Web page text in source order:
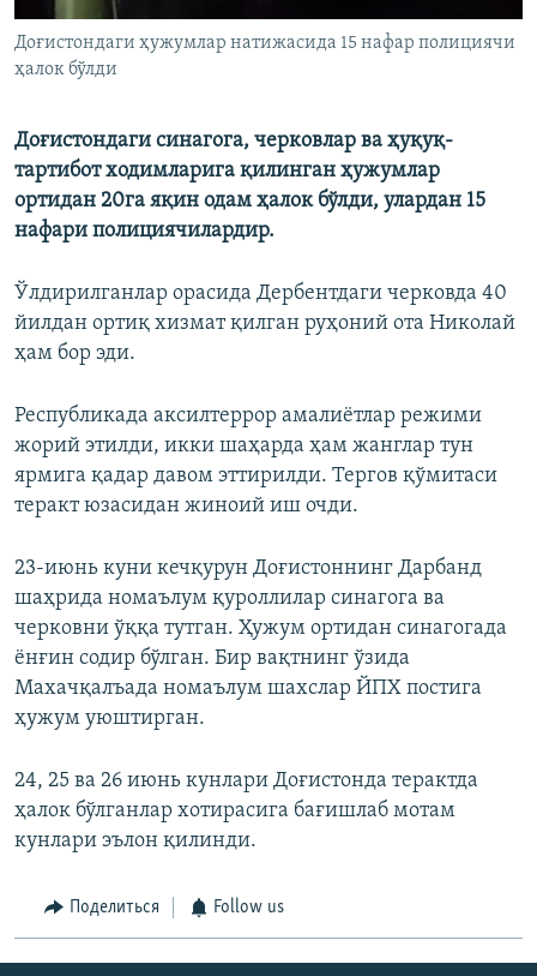
Доғистондаги ҳужумлар натижасида 15 нафар полициячи
ҳалок бўлди
Доғистондаги синагога, черковлар ва ҳуқуқ-
тартибот ходимларига қилинган ҳужумлар
ортидан 20га яқин одам ҳалок бўлди, улардан 15
нафари полициячилардир.
Ўлдирилганлар орасида Дербентдаги черковда 40
йилдан ортиқ хизмат қилган руҳоний ота Николай
ҳам бор эди.
Республикада аксилтеррор амалиётлар режими
жорий этилди, икки шаҳарда ҳам жанглар тун
ярмига қадар давом эттирилди. Тергов қўмитаси
теракт юзасидан жиноий иш очди.
23-июнь куни кечқурун Доғистоннинг Дарбанд
шаҳрида номаълум қуроллилар синагога ва
черковни ўққа тутган. Ҳужум ортидан синагогада
ёнғин содир бўлган. Бир вақтнинг ўзида
Махачқалъада номаълум шахслар ЙПХ постига
ҳужум уюштирган.
24, 25 ва 26 июнь кунлари Доғистонда терактда
ҳалок бўлганлар хотирасига бағишлаб мотам
кунлари эълон қилинди.
Поделиться Follow us